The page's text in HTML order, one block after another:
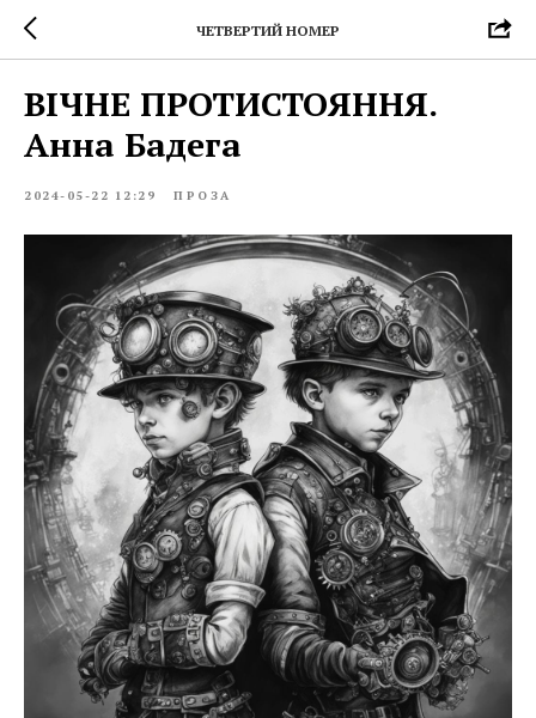
ЧЕТВЕРТИЙ НОМЕР
ВІЧНЕ ПРОТИСТОЯННЯ.
Анна Бадега
2024-05-22 12:29 ПРОЗА